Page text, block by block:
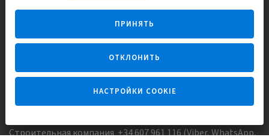
Строим и продаем дома
для счастливой жизни в Испании
Задайте вопрос
Строительная компания +34 607 961 116 (Viber, WhatsApp,
ПРИНЯТЬ
ОТКЛОНИТЬ
НАСТРОЙКИ COOKIE